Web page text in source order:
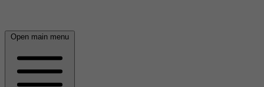
Open main menu